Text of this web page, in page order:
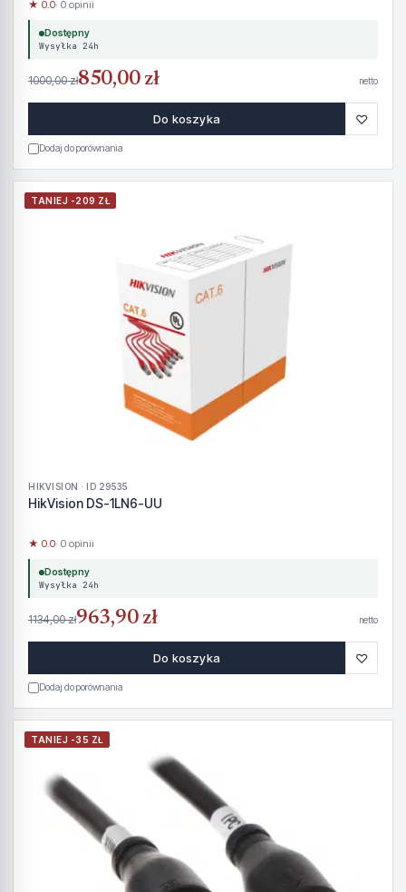
★ 0.0· 0 opinii
Dostępny
Wysyłka 24h
1000,00 zł850,00 zł netto
Do koszyka ♡
Dodaj do porównania
TANIEJ -209 ZŁ
HIKVISION · ID 29535
HikVision DS-1LN6-UU
★ 0.0· 0 opinii
Dostępny
Wysyłka 24h
1134,00 zł963,90 zł netto
Do koszyka ♡
Dodaj do porównania
TANIEJ -35 ZŁ